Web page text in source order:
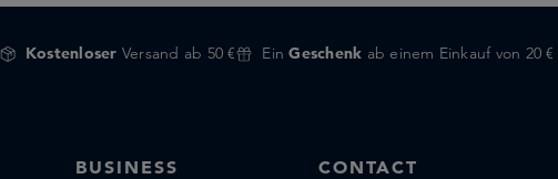
Kostenloser Versand ab 50 € EinGeschenk ab einem Einkauf von 20 €
BUSINESS CONTACT